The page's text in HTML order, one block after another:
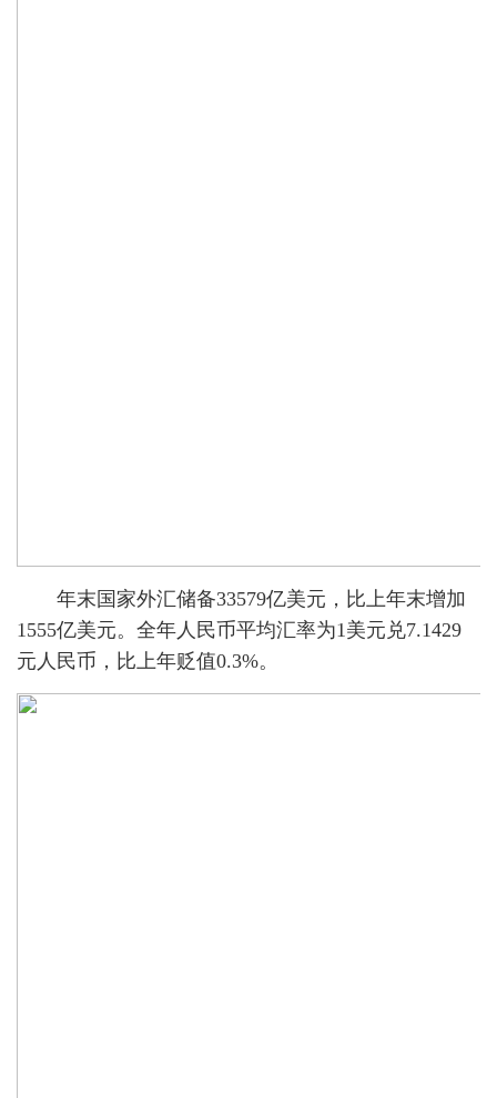
年末国家外汇储备33579亿美元，比上年末增加
1555亿美元。全年人民币平均汇率为1美元兑7.1429
元人民币，比上年贬值0.3%。